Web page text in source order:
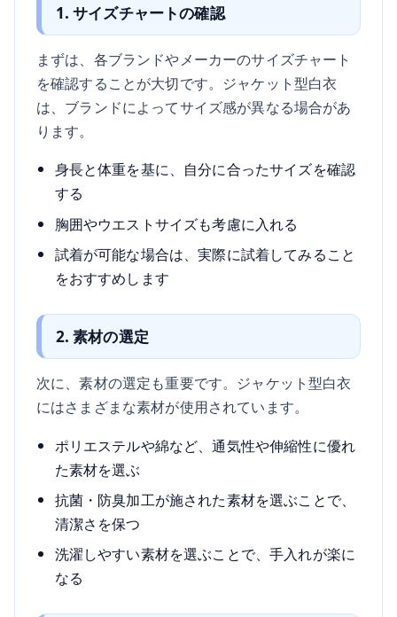
1. サイズチャートの確認
まずは、各ブランドやメーカーのサイズチャート
を確認することが大切です。ジャケット型白衣
は、ブランドによってサイズ感が異なる場合があ
ります。
身長と体重を基に、自分に合ったサイズを確認
する
胸囲やウエストサイズも考慮に入れる
試着が可能な場合は、実際に試着してみること
をおすすめします
2. 素材の選定
次に、素材の選定も重要です。ジャケット型白衣
にはさまざまな素材が使用されています。
ポリエステルや綿など、通気性や伸縮性に優れ
た素材を選ぶ
抗菌・防臭加工が施された素材を選ぶことで、
清潔さを保つ
洗濯しやすい素材を選ぶことで、手入れが楽に
なる